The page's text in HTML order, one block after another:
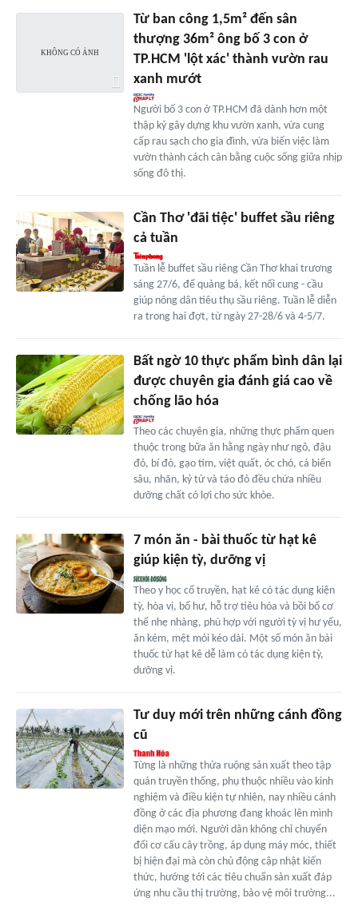
Từ ban công 1,5m² đến sân
thượng 36m² ông bố 3 con ở
TP.HCM 'lột xác' thành vườn rau
xanh mướt
Người bố 3 con ở TP.HCM đã dành hơn một
thập kỷ gây dựng khu vườn xanh, vừa cung
cấp rau sạch cho gia đình, vừa biến việc làm
vườn thành cách cân bằng cuộc sống giữa nhịp
sống đô thị.
Cần Thơ 'đãi tiệc' buffet sầu riêng
cả tuần
Tuần lễ buffet sầu riêng Cần Thơ khai trương
sáng 27/6, để quảng bá, kết nối cung - cầu
giúp nông dân tiêu thụ sầu riêng. Tuần lễ diễn
ra trong hai đợt, từ ngày 27-28/6 và 4-5/7.
Bất ngờ 10 thực phẩm bình dân lại
được chuyên gia đánh giá cao về
chống lão hóa
Theo các chuyên gia, những thực phẩm quen
thuộc trong bữa ăn hằng ngày như ngô, đậu
đỏ, bí đỏ, gạo tím, việt quất, óc chó, cá biển
sâu, nhãn, kỷ tử và táo đỏ đều chứa nhiều
dưỡng chất có lợi cho sức khỏe.
7 món ăn - bài thuốc từ hạt kê
giúp kiện tỳ, dưỡng vị
Theo y học cổ truyền, hạt kê có tác dụng kiện
tỳ, hòa vị, bổ hư, hỗ trợ tiêu hóa và bồi bổ cơ
thể nhẹ nhàng, phù hợp với người tỳ vị hư yếu,
ăn kém, mệt mỏi kéo dài. Một số món ăn bài
thuốc từ hạt kê dễ làm có tác dụng kiện tỳ,
dưỡng vị.
Tư duy mới trên những cánh đồng
cũ
Từng là những thửa ruộng sản xuất theo tập
quán truyền thống, phụ thuộc nhiều vào kinh
nghiệm và điều kiện tự nhiên, nay nhiều cánh
đồng ở các địa phương đang khoác lên mình
diện mạo mới. Người dân không chỉ chuyển
đổi cơ cấu cây trồng, áp dụng máy móc, thiết
bị hiện đại mà còn chủ động cập nhật kiến
thức, hướng tới các tiêu chuẩn sản xuất đáp
ứng nhu cầu thị trường, bảo vệ môi trường...